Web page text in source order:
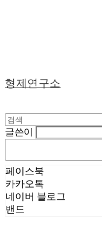
형제연구소
글쓴이
페이스북
카카오톡
네이버 블로그
밴드